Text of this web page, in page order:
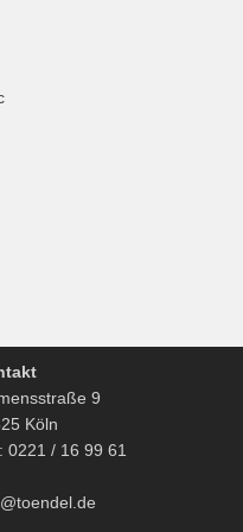
sind.
9
Köln
0221 / 16 99 61